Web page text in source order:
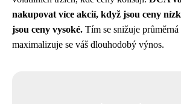
nakupovat více akcií, když jsou ceny
jsou ceny vysoké. Tím se snižuje průměrná
maximalizuje se váš dlouhodobý výnos.